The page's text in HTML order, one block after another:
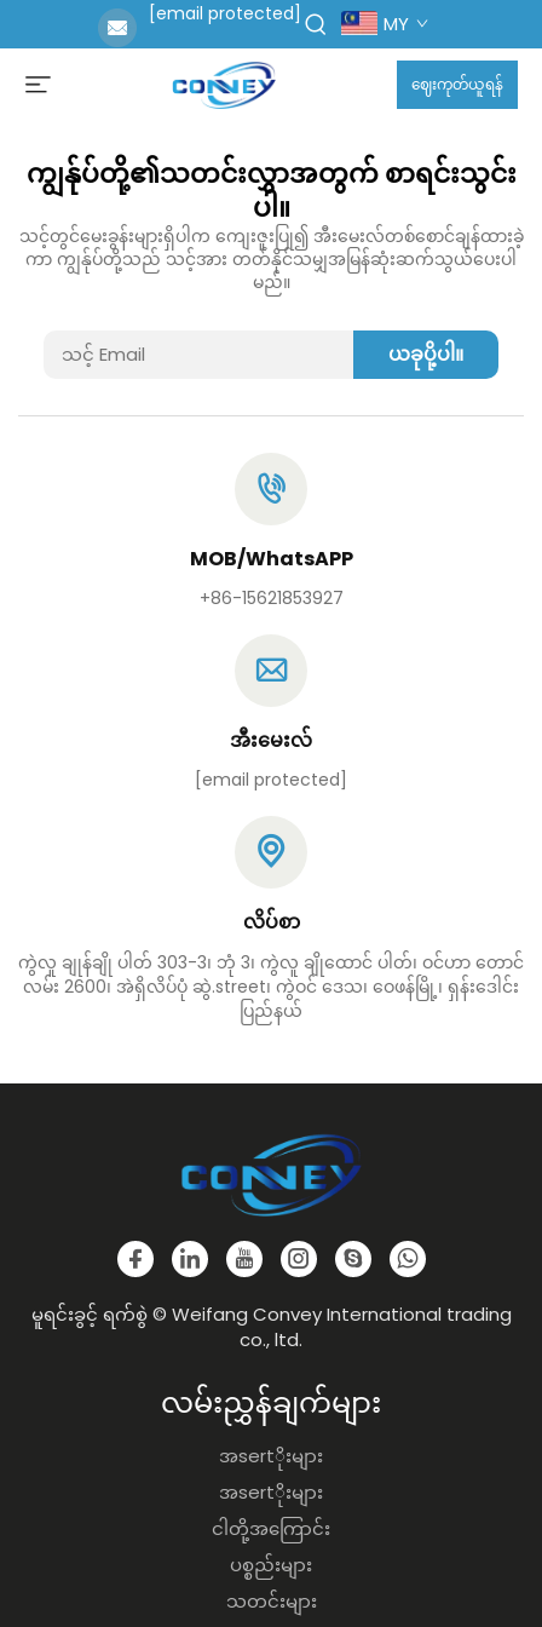
[email protected] MY
ဈေးကုတ်ယူရန်
ကျွန်ုပ်တို့၏သတင်းလွှာအတွက် စာရင်းသွင်း
ပါ။
သင့်တွင်မေးခွန်းများရှိပါက ကျေးဇူးပြု၍ အီးမေးလ်တစ်စောင်ချန်ထားခဲ့
ကာ ကျွန်ုပ်တို့သည် သင့်အား တတ်နိုင်သမျှအမြန်ဆုံးဆက်သွယ်ပေးပါ
မည်။
ယခုပို့ပါ။
MOB/WhatsAPP
+86-15621853927
အီးမေးလ်
[email protected]
လိပ်စာ
ကွဲလူ ချုန်ချို ပါတ် 303-3၊ ဘုံ 3၊ ကွဲလူ ချိုထောင် ပါတ်၊ ဝင်ဟာ တောင်
လမ်း 2600၊ အဲရှိလိပ်ပုံ ဆွဲ.street၊ ကွဲဝင် ဒေသ၊ ဝေဖန်မြို့၊ ရှန်းဒေါင်း
ပြည်နယ်
မူရင်းခွင့် ရက်စွဲ © Weifang Convey International trading
co., ltd.
လမ်းညွှန်ချက်များ
အsertိုးများ
အsertိုးများ
ငါတို့အကြောင်း
ပစ္စည်းများ
သတင်းများ